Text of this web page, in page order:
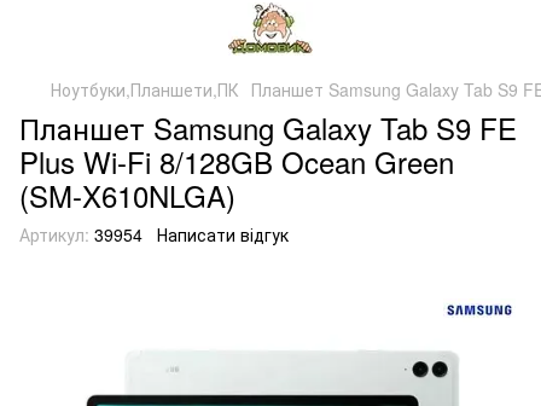
Ноутбуки,Планшети,ПК Планшет Samsung Galaxy Tab S9
Планшет Samsung Galaxy Tab S9 FE
Plus Wi-Fi 8/128GB Ocean Green
(SM-X610NLGA)
Артикул: 39954 Написати відгук